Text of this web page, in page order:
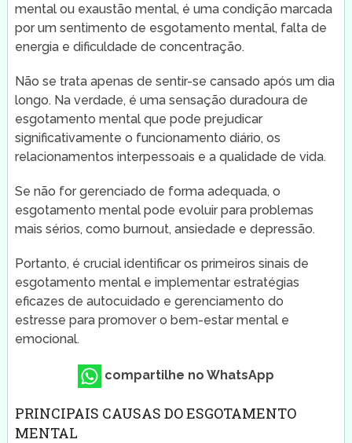
mental ou exaustão mental, é uma condição marcada
por um sentimento de esgotamento mental, falta de
energia e dificuldade de concentração.
Não se trata apenas de sentir-se cansado após um dia
longo. Na verdade, é uma sensação duradoura de
esgotamento mental que pode prejudicar
significativamente o funcionamento diário, os
relacionamentos interpessoais e a qualidade de vida.
Se não for gerenciado de forma adequada, o
esgotamento mental pode evoluir para problemas
mais sérios, como burnout, ansiedade e depressão.
Portanto, é crucial identificar os primeiros sinais de
esgotamento mental e implementar estratégias
eficazes de autocuidado e gerenciamento do
estresse para promover o bem-estar mental e
emocional.
compartilhe no WhatsApp
PRINCIPAIS CAUSAS DO ESGOTAMENTO
MENTAL